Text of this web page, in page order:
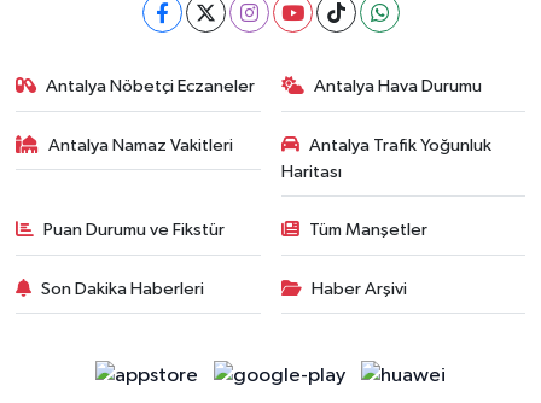
Antalya Nöbetçi Eczaneler Antalya Hava Durumu
Antalya Namaz Vakitleri
Antalya Trafik Yoğunluk
Haritası
Puan Durumu ve Fikstür Tüm Manşetler
Son Dakika Haberleri Haber Arşivi